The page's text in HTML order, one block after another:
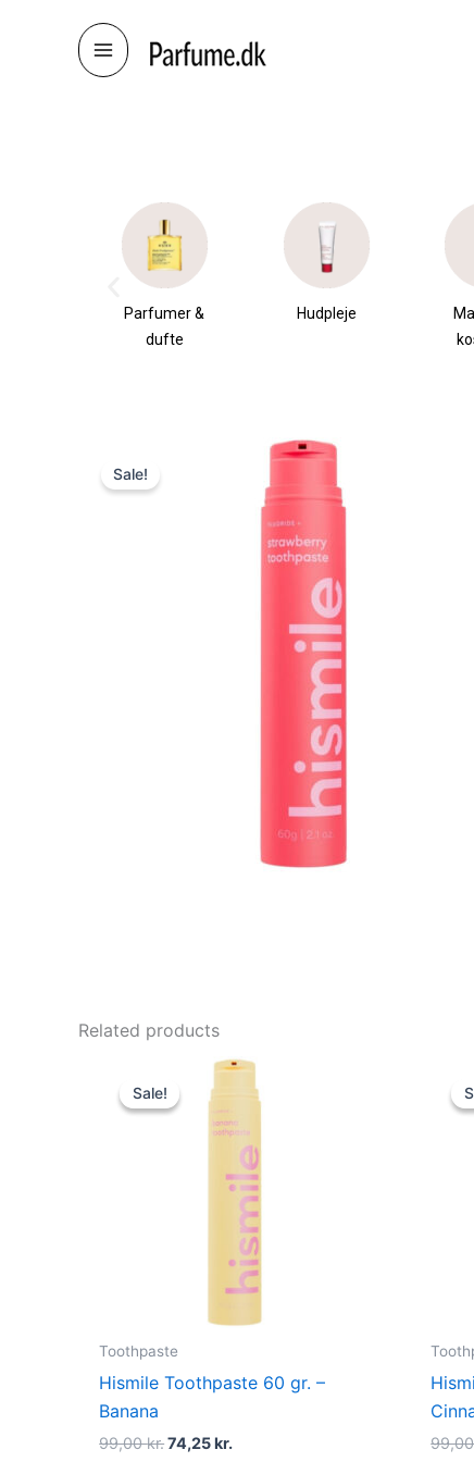
Parfumer &
dufte
Hudpleje
Sale!
Related products
Sale!
Sale!
Toothpaste
Hismile Toothpaste 60 gr. –
Banana
99,00kr.
Original
was:
99,00 kr..
74,25kr.
Current
74,25 kr..